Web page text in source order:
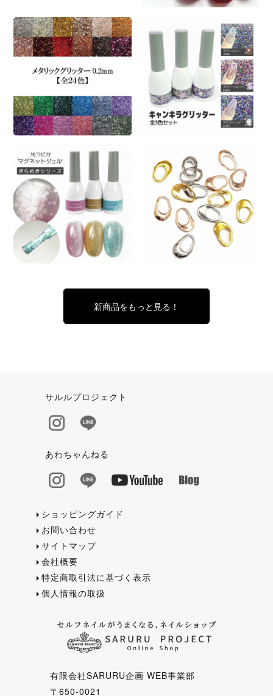
新商品をもっと見る！
有限会社SARURU企画 WEB事業部
〒650-0021
ショッピングガイド
お問い合わせ
サイトマップ
会社概要
特定商取引法に基づく表示
個人情報の取扱
サルルプロジェクト
あわちゃんねる